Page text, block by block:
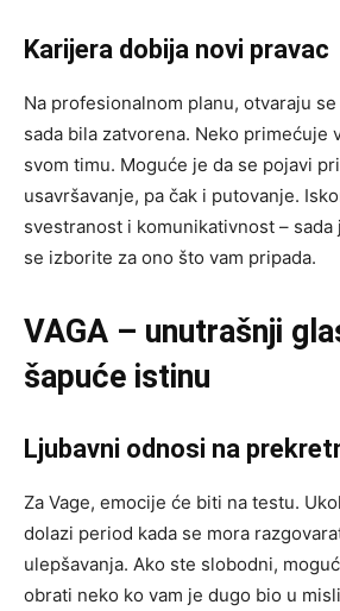
Karijera dobija novi pravac
Na profesionalnom planu, otvaraju
sada bila zatvorena. Neko primećuje
svom timu. Moguće je da se pojavi
usavršavanje, pa čak i putovanje.
svestranost i komunikativnost –
se izborite za ono što vam pripada.
VAGA – unutrašnji
šapuće istinu
Ljubavni odnosi na
Za Vage, emocije će biti na testu.
dolazi period kada se mora
ulepšavanja. Ako ste slobodni,
obrati neko ko vam je dugo bio u